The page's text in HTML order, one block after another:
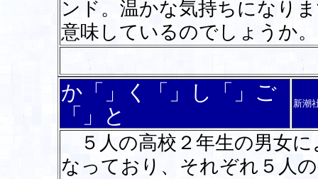
ンド。温かな気持ちになり
意味しているのでしょうか
か「」く「」し「」ご
「」と
新潮
５人の高校２年生の男女に
なっており、それぞれ５人